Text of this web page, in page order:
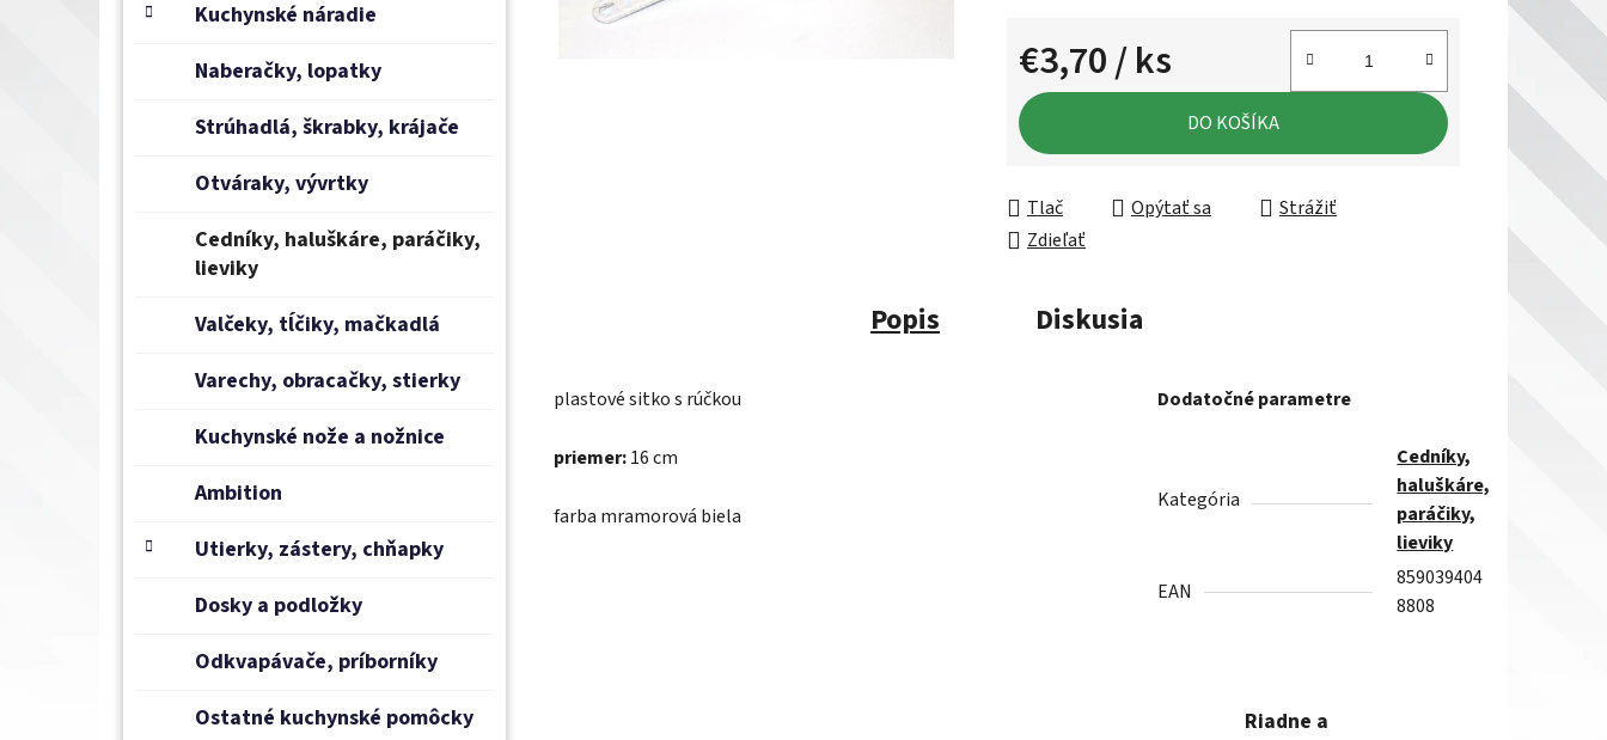
Kuchynské náradie
Naberačky, lopatky
Strúhadlá, škrabky, krájače
Otváraky, vývrtky
Cedníky, haluškáre, paráčiky,
lieviky
Valčeky, tĺčiky, mačkadlá
Varechy, obracačky, stierky
Kuchynské nože a nožnice
Ambition
Utierky, zástery, chňapky
Dosky a podložky
Odkvapávače, príborníky
Ostatné kuchynské pomôcky
€3,70/ ks
Jednotková cena:
DO KOŠÍKA
Tlač Opýtať sa
Strážiť
Zdieľať
Popis Diskusia
plastové sitko s rúčkou
priemer:16 cm
farba mramorová biela
Dodatočné parametre
Kategória
Cedníky,
haluškáre,
paráčiky,
lieviky
EAN
859039404
8808
Riadne a